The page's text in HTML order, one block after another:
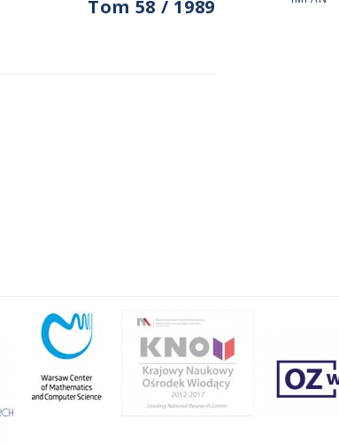
Tom 58 / 1989